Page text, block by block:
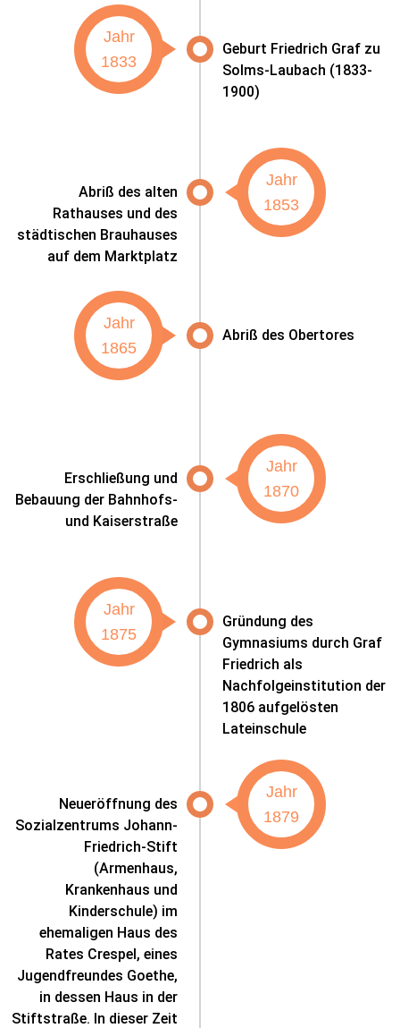
Jahr
1833
Geburt Friedrich Graf zu
Solms-Laubach (1833-
1900)
Jahr
1853
Abriß des alten
Rathauses und des
städtischen Brauhauses
auf dem Marktplatz
Jahr
1865
Abriß des Obertores
Jahr
1870
Erschließung und
Bebauung der Bahnhofs-
und Kaiserstraße
Jahr
1875
Gründung des
Gymnasiums durch Graf
Friedrich als
Nachfolgeinstitution der
1806 aufgelösten
Lateinschule
Jahr
1879
Neueröffnung des
Sozialzentrums Johann-
Friedrich-Stift
(Armenhaus,
Krankenhaus und
Kinderschule) im
ehemaligen Haus des
Rates Crespel, eines
Jugendfreundes Goethe,
in dessen Haus in der
Stiftstraße. In dieser Zeit